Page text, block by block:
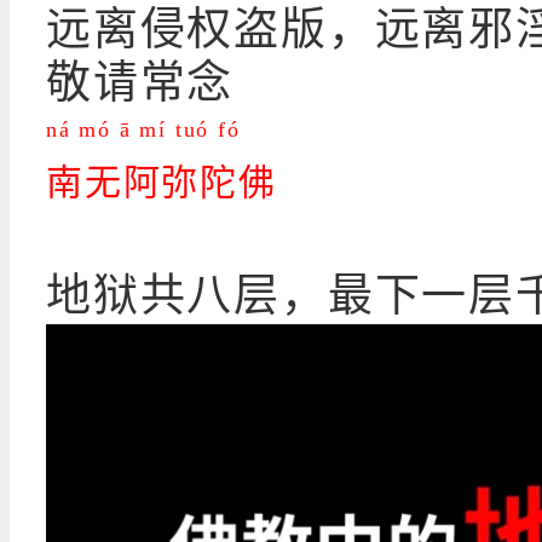
远离侵权盗版，远离邪
敬请常念
ná mó ā mí tuó fó
南无阿弥陀佛
地狱共八层，最下一层